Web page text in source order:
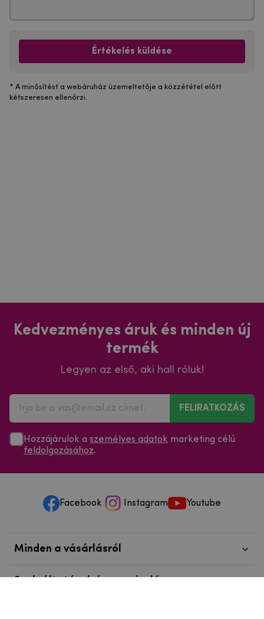
Értékelés küldése
* A minősítést a webáruház üzemeltetője a közzététel előtt
kétszeresen ellenőrzi.
Kedvezményes áruk és minden új
termék
Legyen az első, aki hall róluk!
FELIRATKOZÁS
Hozzájárulok a személyes adatok marketing célú
feldolgozásához.
Facebook Instagram Youtube
Minden a vásárlásról